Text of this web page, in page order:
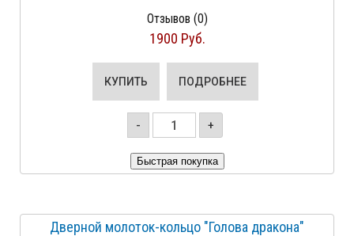
Отзывов (0)
1900 Руб.
КУПИТЬ ПОДРОБНЕЕ
- +
Дверной молоток-кольцо "Голова дракона"